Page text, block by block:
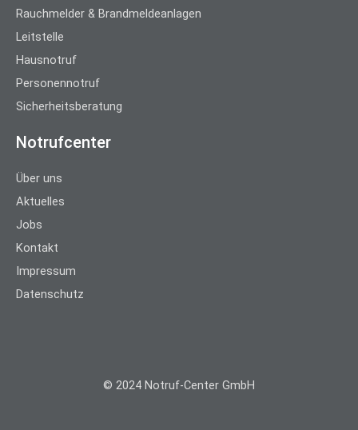
Rauchmelder & Brandmeldeanlagen
Leitstelle
Hausnotruf
Personennotruf
Sicherheitsberatung
Notrufcenter
Über uns
Aktuelles
Jobs
Kontakt
Impressum
Datenschutz
© 2024 Notruf-Center GmbH